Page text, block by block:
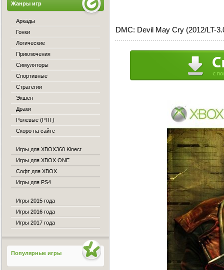
DMC: Devil May Cry (2012/LT-
Жанры игр
Аркады
Гонки
Логические
Приключения
Симуляторы
Спортивные
Стратегии
Экшен
Драки
Ролевые (РПГ)
Скоро на сайте
Игры для XBOX360 Kinect
Игры для XBOX ONE
Софт для XBOX
Игры для PS4
Игры 2015 года
Игры 2016 года
Игры 2017 года
Популярные игры